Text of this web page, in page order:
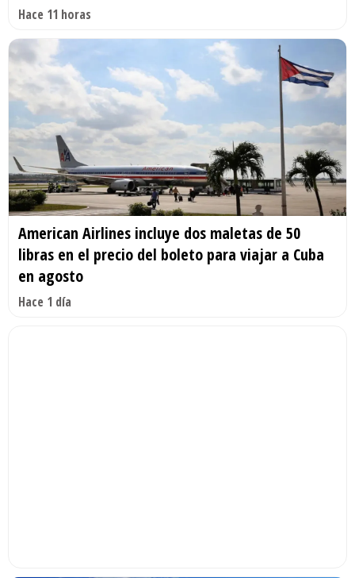
Hace 11 horas
American Airlines incluye dos maletas de 50
libras en el precio del boleto para viajar a Cuba
en agosto
Hace 1 día